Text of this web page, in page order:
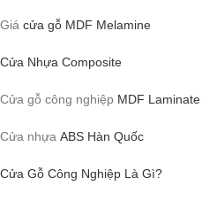
Giá cửa gỗ MDF Melamine
Cửa Nhựa Composite
Cửa gỗ công nghiệp MDF Laminate
Cửa nhựa ABS Hàn Quốc
Cửa Gỗ Công Nghiệp Là Gì?